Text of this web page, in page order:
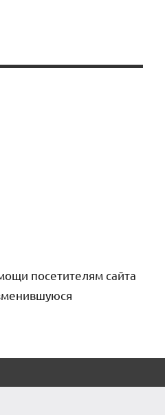
посетителям сайта